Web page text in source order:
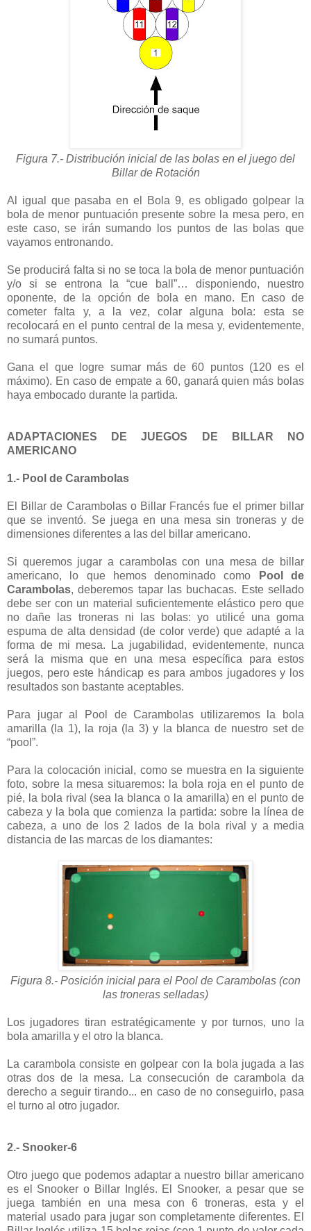
Figura 7.- Distribución inicial de las bolas en el juego del
Billar de Rotación
Al igual que pasaba en el Bola 9, es obligado golpear la
bola de menor puntuación presente sobre la mesa pero, en
este caso, se irán sumando los puntos de las bolas que
vayamos entronando.
Se producirá falta si no se toca la bola de menor puntuación
y/o si se entrona la “cue ball”… disponiendo, nuestro
oponente, de la opción de bola en mano. En caso de
cometer falta y, a la vez, colar alguna bola: esta se
recolocará en el punto central de la mesa y, evidentemente,
no sumará puntos.
Gana el que logre sumar más de 60 puntos (120 es el
máximo). En caso de empate a 60, ganará quien más bolas
haya embocado durante la partida.
ADAPTACIONES DE JUEGOS DE BILLAR NO
AMERICANO
1.- Pool de Carambolas
El Billar de Carambolas o Billar Francés fue el primer billar
que se inventó. Se juega en una mesa sin troneras y de
dimensiones diferentes a las del billar americano.
Si queremos jugar a carambolas con una mesa de billar
americano, lo que hemos denominado como
Pool de
Carambolas, deberemos tapar las buchacas. Este sellado
debe ser con un material suficientemente elástico pero que
no dañe las troneras ni las bolas: yo utilicé una goma
espuma de alta densidad (de color verde) que adapté a la
forma de mi mesa. La jugabilidad, evidentemente, nunca
será la misma que en una mesa específica para estos
juegos, pero este hándicap es para ambos jugadores y los
resultados son bastante aceptables.
Para jugar al Pool de Carambolas utilizaremos la bola
amarilla (la 1), la roja (la 3) y la blanca de nuestro set de
“pool”.
Para la colocación inicial, como se muestra en la siguiente
foto, sobre la mesa situaremos: la bola roja en el punto de
pié, la bola rival (sea la blanca o la amarilla) en el punto de
cabeza y la bola que comienza la partida: sobre la línea de
cabeza, a uno de los 2 lados de la bola rival y a media
distancia de las marcas de los diamantes:
Figura 8.- Posición inicial para el Pool de Carambolas (con
las troneras selladas)
Los jugadores tiran estratégicamente y por turnos, uno la
bola amarilla y el otro la blanca.
La carambola consiste en golpear con la bola jugada a las
otras dos de la mesa. La consecución de carambola da
derecho a seguir tirando... en caso de no conseguirlo, pasa
el turno al otro jugador.
2.- Snooker-6
Otro juego que podemos adaptar a nuestro billar americano
es el Snooker o Billar Inglés. El Snooker, a pesar que se
juega también en una mesa con 6 troneras, esta y el
material usado para jugar son completamente diferentes. El